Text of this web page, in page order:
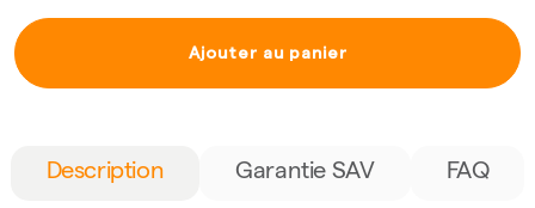
Ajouter au panier
Description Garantie SAV FAQ